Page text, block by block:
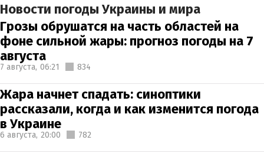
Новости погоды Украины и мира
Грозы обрушатся на часть областей на
фоне сильной жары: прогноз погоды на 7
августа
7 августа, 06:21 834
Жара начнет спадать: синоптики
рассказали, когда и как изменится погода
в Украине
6 августа, 20:00 782